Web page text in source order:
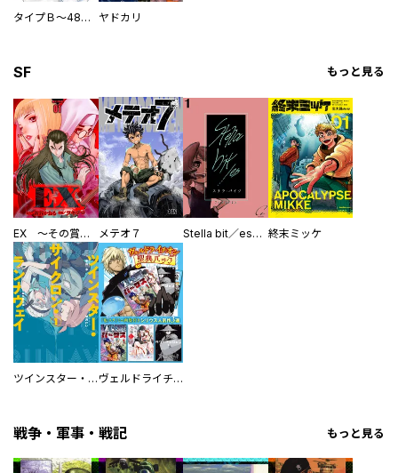
タイプＢ～48時間後、致死率100％～【単話】 ヤドカリ
SF もっと見る
EX ～その賞金稼ぎは、世界の出口を探す～【単行本版】 メテオ７ Stella bit／es【単話版】 終末ミッケ
ツインスター・サイクロン・ランナウェイ ヴェルドライチオシ聖典パック 『転スラ』ミニ画集付き シリウス人気作３選
戦争・軍事・戦記 もっと見る